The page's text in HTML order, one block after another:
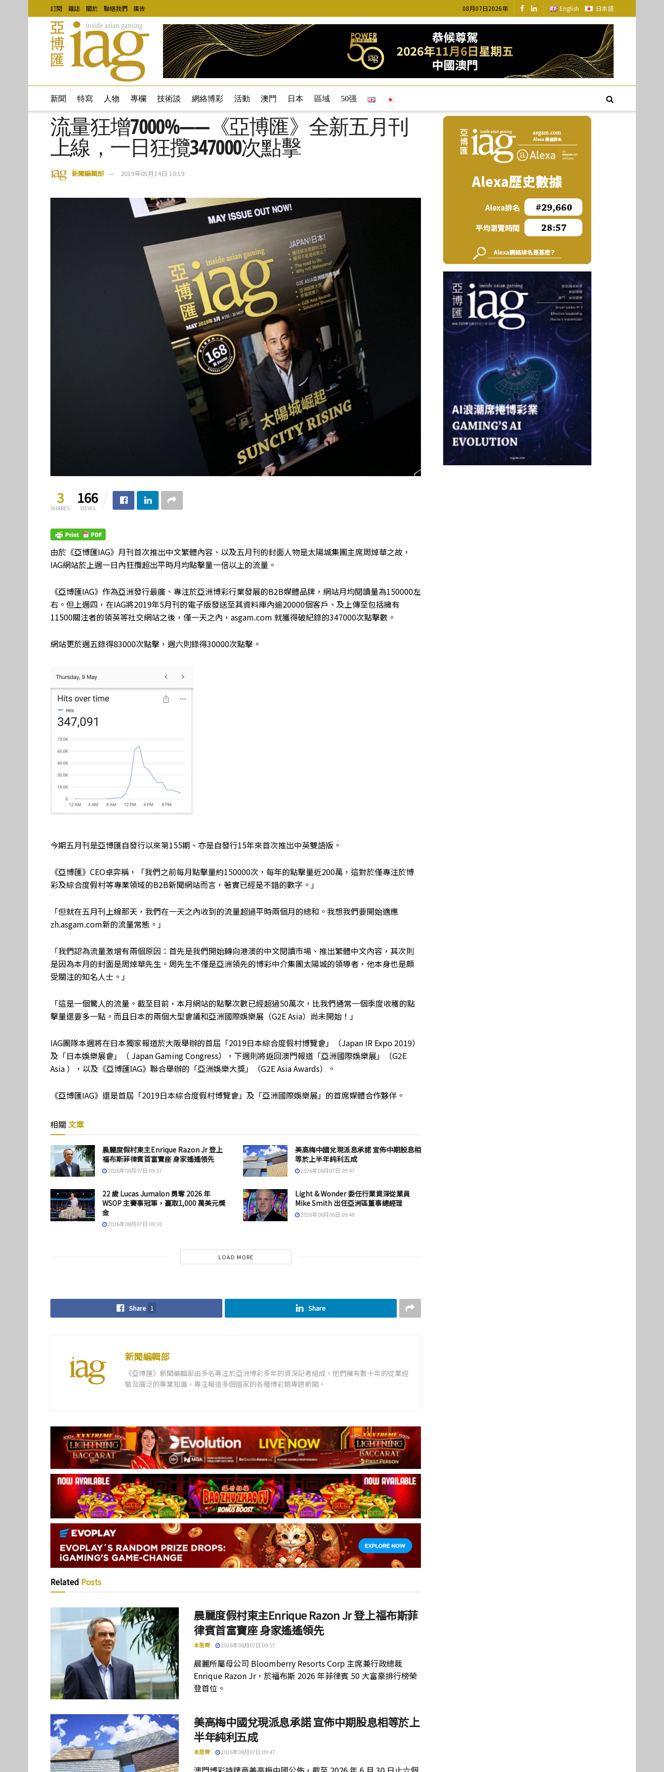
訂閱 雜誌 關於 聯絡我們 廣告 08月07日2026年 English 日本語
新聞 特寫 人物 專欄 技術談 網絡博彩 活動 澳門 日本 區域 50强
流量狂增7000%——《亞博匯》全新五月刊
上線，一日狂攬347000次點擊
新聞編輯部 2019年05月14日 10:19
3
SHARES
166
VIEWS
由於《亞博匯IAG》月刊首次推出中文繁體內容、以及五月刊的封面人物是太陽城集團主席周焯華之故，
IAG網站於上週一日內狂攬超出平時月均點擊量一倍以上的流量。
《亞博匯IAG》作為亞洲發行最廣、專注於亞洲博彩行業發展的B2B媒體品牌，網站月均閱讀量為150000左
右。但上週四，在IAG將2019年5月刊的電子版發送至其資料庫內逾20000個客戶、及上傳至包括擁有
11500關注者的領英等社交網站之後，僅一天之內，asgam.com 就獲得破紀錄的347000次點擊數。
網站更於週五錄得83000次點擊，週六則錄得30000次點擊。
今期五月刊是亞博匯自發行以來第155期、亦是自發行15年來首次推出中英雙語版。
《亞博匯》CEO卓弈稱，「我們之前每月點擊量約150000次，每年的點擊量近200萬，這對於僅專注於博
彩及綜合度假村等專業領域的B2B新聞網站而言，著實已經是不錯的數字。」
「但就在五月刊上線那天，我們在一天之內收到的流量超過平時兩個月的總和。我想我們要開始適應
zh.asgam.com新的流量常態。」
「我們認為流量激增有兩個原因：首先是我們開始轉向港澳的中文閱讀市場、推出繁體中文內容，其次則
是因為本月的封面是周焯華先生。周先生不僅是亞洲領先的博彩中介集團太陽城的領導者，他本身也是頗
受關注的知名人士。」
「這是一個驚人的流量。截至目前，本月網站的點擊次數已經超過50萬次，比我們通常一個季度收穫的點
擊量還要多一點。而且日本的兩個大型會議和亞洲國際娛樂展（G2E Asia）尚未開始！」
IAG團隊本週將在日本獨家報道於大阪舉辦的首屆「2019日本綜合度假村博覽會」（Japan IR Expo 2019）
及「日本娛樂展會」（ Japan Gaming Congress），下週則將返回澳門報道「亞洲國際娛樂展」（G2E
Asia ），以及《亞博匯IAG》聯合舉辦的「亞洲娛樂大獎」（G2E Asia Awards）。
《亞博匯IAG》還是首屆「2019日本綜合度假村博覽會」及「亞洲國際娛樂展」的首席媒體合作夥伴。
相關 文章
晨麗度假村東主Enrique Razon Jr 登上
福布斯菲律賓首富寶座 身家遙遙領先
2026年08月07日 09:57
美高梅中國兌現派息承諾 宣佈中期股息相
等於上半年純利五成
2026年08月07日 09:47
22 歲 Lucas Jumalon 勇奪 2026 年
WSOP 主賽事冠軍，贏取1,000 萬美元獎
金
2026年08月07日 09:30
Light & Wonder 委任行業資深從業員
Mike Smith 出任亞洲區董事總經理
2026年08月06日 09:46
LOAD MORE
Share 1 Share
新聞編輯部
《亞博匯》新聞編輯部由多名專注於亞洲博彩多年的資深記者組成。他們擁有數十年的從業經
驗及廣泛的專業知識，專注報道多個國家的各種博彩類專題新聞。
Related Posts
晨麗度假村東主Enrique Razon Jr 登上福布斯菲
律賓首富寶座 身家遙遙領先
本思齊 2026年08月07日 09:57
晨麗所屬母公司 Bloomberry Resorts Corp 主席兼行政總裁
Enrique Razon Jr，於福布斯 2026 年菲律賓 50 大富豪排行榜榮
登首位。
美高梅中國兌現派息承諾 宣佈中期股息相等於上
半年純利五成
本思齊 2026年08月07日 09:47